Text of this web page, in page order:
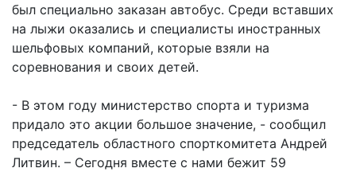
был специально заказан автобус. Среди вставших
на лыжи оказались и специалисты иностранных
шельфовых компаний, которые взяли на
соревнования и своих детей.
- В этом году министерство спорта и туризма
придало это акции большое значение, - сообщил
председатель областного спорткомитета Андрей
Литвин. – Сегодня вместе с нами бежит 59